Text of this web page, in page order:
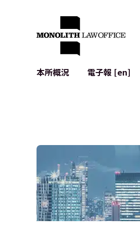
本所概況
電子報 [en]
個人資料保護
廣告審查